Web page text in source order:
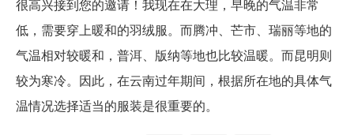
很高兴接到您的邀请！我现在在大理，早晚的气温非常
低，需要穿上暖和的羽绒服。而腾冲、芒市、瑞丽等地的
气温相对较暖和，普洱、版纳等地也比较温暖。而昆明则
较为寒冷。因此，在云南过年期间，根据所在地的具体气
温情况选择适当的服装是很重要的。